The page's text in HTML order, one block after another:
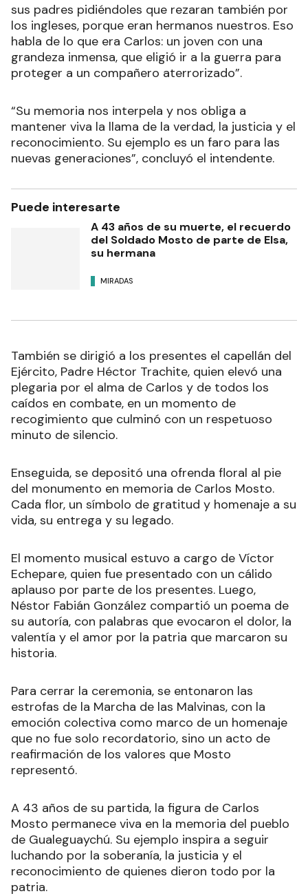
sus padres pidiéndoles que rezaran también por
los ingleses, porque eran hermanos nuestros. Eso
habla de lo que era Carlos: un joven con una
grandeza inmensa, que eligió ir a la guerra para
proteger a un compañero aterrorizado”.
“Su memoria nos interpela y nos obliga a
mantener viva la llama de la verdad, la justicia y el
reconocimiento. Su ejemplo es un faro para las
nuevas generaciones”, concluyó el intendente.
Puede interesarte
A 43 años de su muerte, el recuerdo
del Soldado Mosto de parte de Elsa,
su hermana
MIRADAS
También se dirigió a los presentes el capellán del
Ejército, Padre Héctor Trachite, quien elevó una
plegaria por el alma de Carlos y de todos los
caídos en combate, en un momento de
recogimiento que culminó con un respetuoso
minuto de silencio.
Enseguida, se depositó una ofrenda floral al pie
del monumento en memoria de Carlos Mosto.
Cada flor, un símbolo de gratitud y homenaje a su
vida, su entrega y su legado.
El momento musical estuvo a cargo de Víctor
Echepare, quien fue presentado con un cálido
aplauso por parte de los presentes. Luego,
Néstor Fabián González compartió un poema de
su autoría, con palabras que evocaron el dolor, la
valentía y el amor por la patria que marcaron su
historia.
Para cerrar la ceremonia, se entonaron las
estrofas de la Marcha de las Malvinas, con la
emoción colectiva como marco de un homenaje
que no fue solo recordatorio, sino un acto de
reafirmación de los valores que Mosto
representó.
A 43 años de su partida, la figura de Carlos
Mosto permanece viva en la memoria del pueblo
de Gualeguaychú. Su ejemplo inspira a seguir
luchando por la soberanía, la justicia y el
reconocimiento de quienes dieron todo por la
patria.